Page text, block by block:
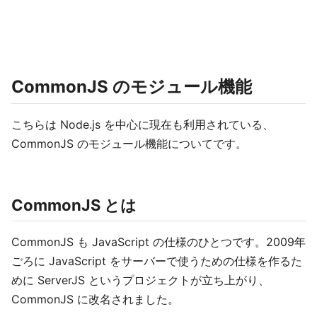
CommonJS のモジュール機能
こちらは Node.js を中心に現在も利用されている、
CommonJS のモジュール機能についてです。
CommonJS とは
CommonJS も JavaScript の仕様のひとつです。2009年
ごろに JavaScript をサーバーで使うための仕様を作るた
めに ServerJS というプロジェクトが立ち上がり、
CommonJS に改名されました。